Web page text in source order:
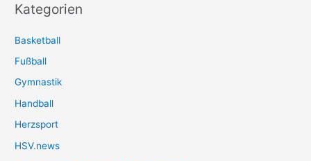
Kategorien
Basketball
Fußball
Gymnastik
Handball
Herzsport
HSV.news